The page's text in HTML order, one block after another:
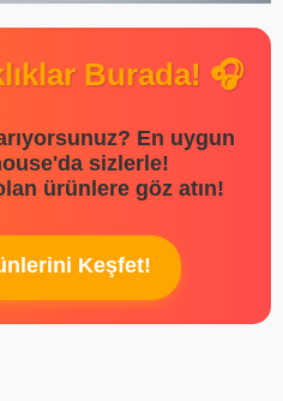
Burada! 🎧
En uygun
sizlerle!
ürünlere göz atın!
Keşfet!